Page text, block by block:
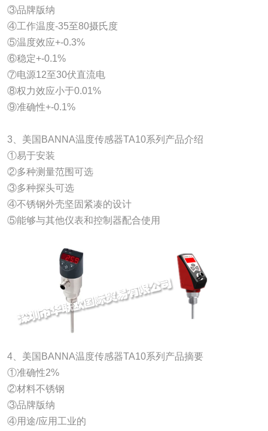
③品牌版纳
④工作温度-35至80摄氏度
⑤温度效应+-0.3%
⑥稳定+-0.1%
⑦电源12至30伏直流电
⑧权力效应小于0.01%
⑨准确性+-0.1%
3、美国BANNA温度传感器TA10系列产品介绍
①易于安装
②多种测量范围可选
③多种探头可选
④不锈钢外壳坚固紧凑的设计
⑤能够与其他仪表和控制器配合使用
4、美国BANNA温度传感器TA10系列产品摘要
①准确性2%
②材料不锈钢
③品牌版纳
④用途/应用工业的